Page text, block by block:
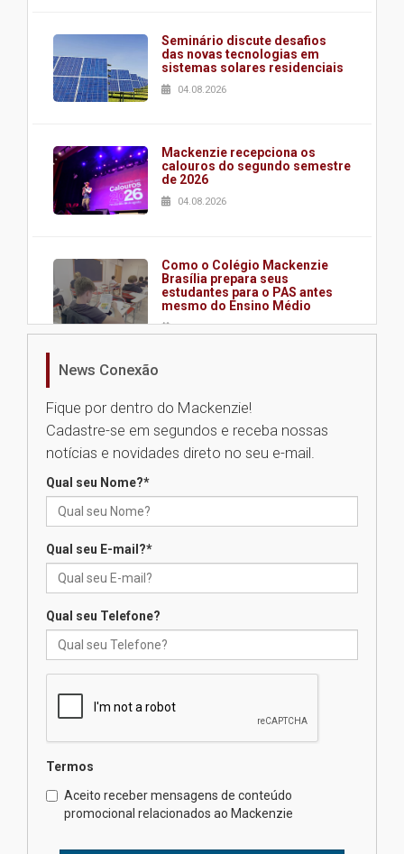
Seminário discute desafios
das novas tecnologias em
sistemas solares residenciais
04.08.2026
Mackenzie recepciona os
calouros do segundo semestre
de 2026
04.08.2026
Como o Colégio Mackenzie
Brasília prepara seus
estudantes para o PAS antes
mesmo do Ensino Médio
04.08.2026
na educação dos filhos além da
escola
04.08.2026
docentes para debater
Professora do Mackenzie é
finalista do Prêmio Jabuti com
04.08.2026
internacionais
03.08.2026
News Conexão
Fique por dentro do Mackenzie!
Cadastre-se em segundos e receba nossas
notícias e novidades direto no seu e-mail.
Qual seu Nome?*
Qual seu E-mail?*
Qual seu Telefone?
Termos
Aceito receber mensagens de conteúdo
promocional relacionados ao Mackenzie